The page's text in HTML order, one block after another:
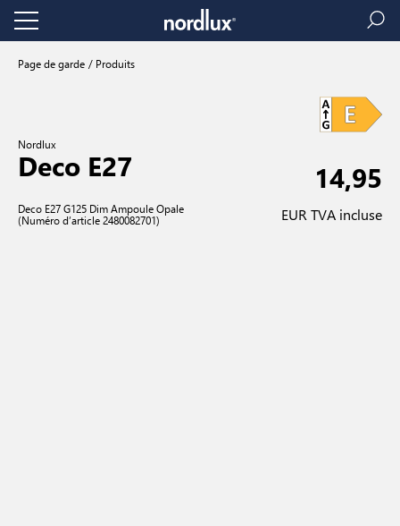
Page de garde Produits
Nordlux
Deco E27
Deco E27 G125 Dim Ampoule Opale
(Numéro d’article 2480082701)
14,95
EUR TVA incluse